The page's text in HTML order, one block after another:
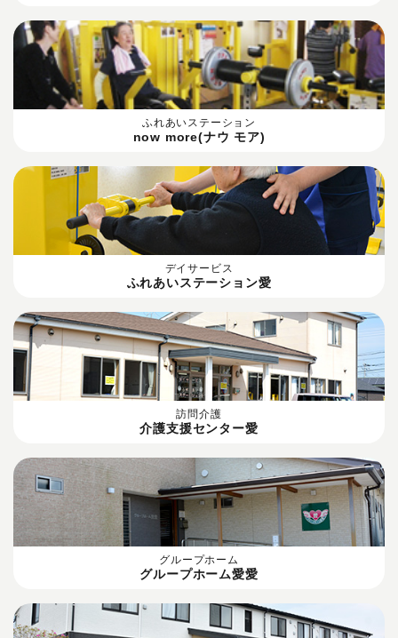
ふれあいステーション
now more(ナウ モア)
デイサービス
ふれあいステーション愛
訪問介護
介護支援センター愛
グループホーム
グループホーム愛愛